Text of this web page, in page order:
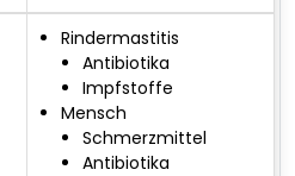
Rindermastitis
Antibiotika
Impfstoffe
Mensch
Schmerzmittel
Antibiotika